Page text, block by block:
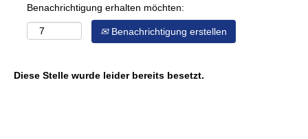
Benachrichtigung erhalten möchten:
Benachrichtigung erstellen
Diese Stelle wurde leider bereits besetzt.